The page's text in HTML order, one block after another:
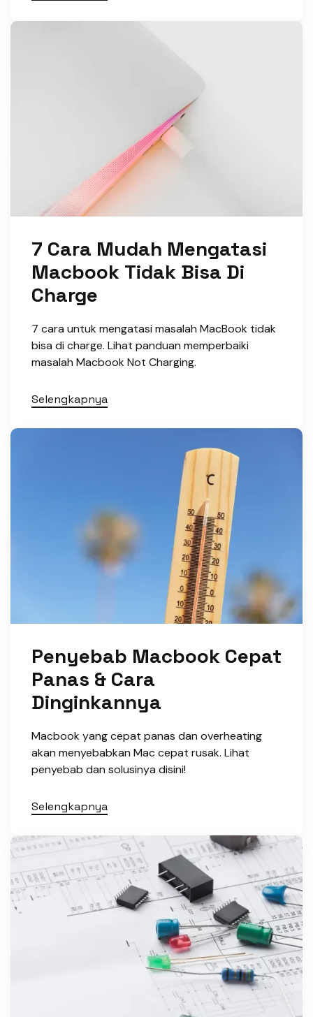
7 Cara Mudah Mengatasi
Macbook Tidak Bisa Di
Charge
7 cara untuk mengatasi masalah MacBook tidak
bisa di charge. Lihat panduan memperbaiki
masalah Macbook Not Charging.
Selengkapnya
Penyebab Macbook Cepat
Panas & Cara
Dinginkannya
Macbook yang cepat panas dan overheating
akan menyebabkan Mac cepat rusak. Lihat
penyebab dan solusinya disini!
Selengkapnya